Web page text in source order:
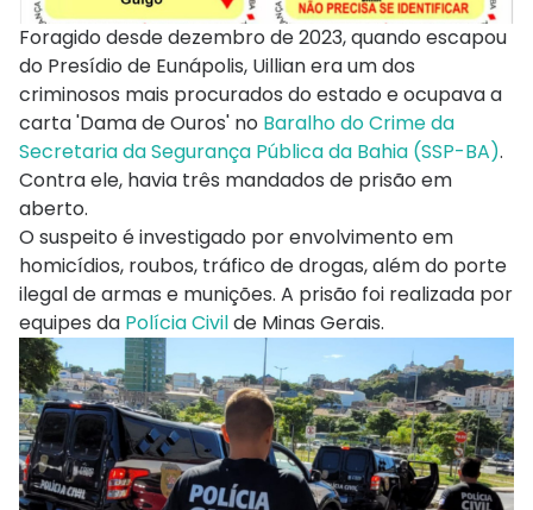
Foragido desde dezembro de 2023, quando escapou
do Presídio de Eunápolis, Uillian era um dos
criminosos mais procurados do estado e ocupava a
carta 'Dama de Ouros' no Baralho do Crime da
Secretaria da Segurança Pública da Bahia (SSP-BA).
Contra ele, havia três mandados de prisão em
aberto.
O suspeito é investigado por envolvimento em
homicídios, roubos, tráfico de drogas, além do porte
ilegal de armas e munições. A prisão foi realizada por
equipes da Polícia Civilde Minas Gerais.